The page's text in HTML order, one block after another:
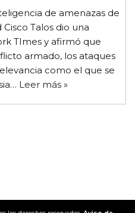
de amenazas de
Talos dio una
TImes y afirmó que
armado, los ataques
como el que se
Leer más »